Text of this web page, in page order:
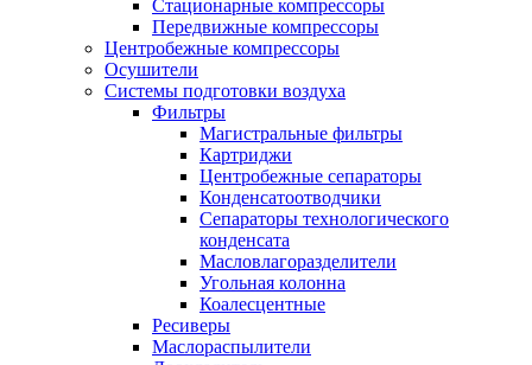
Стационарные компрессоры
Передвижные компрессоры
Центробежные компрессоры
Осушители
Системы подготовки воздуха
Фильтры
Магистральные фильтры
Картриджи
Центробежные сепараторы
Конденсатоотводчики
Сепараторы технологического
конденсата
Масловлагоразделители
Угольная колонна
Коалесцентные
Ресиверы
Маслораспылители